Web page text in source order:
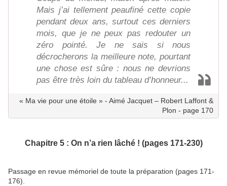
Mais j’ai tellement peaufiné cette copie
pendant deux ans, surtout ces derniers
mois, que je ne peux pas redouter un
zéro pointé. Je ne sais si nous
décrocherons la meilleure note, pourtant
une chose est sûre : nous ne devrions
pas être très loin du tableau d’honneur...
« Ma vie pour une étoile » - Aimé Jacquet – Robert Laffont &
Plon - page 170
Chapitre 5 : On n’a rien lâché ! (pages 171-230)
Passage en revue mémoriel de toute la préparation (pages 171-
176).